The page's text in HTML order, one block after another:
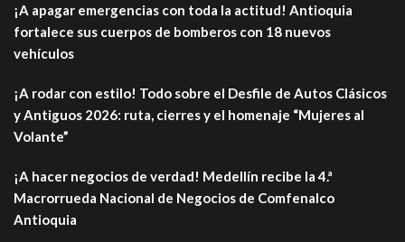
¡A apagar emergencias con toda la actitud! Antioquia
fortalece sus cuerpos de bomberos con 18 nuevos
vehículos
¡A rodar con estilo! Todo sobre el Desfile de Autos Clásicos
y Antiguos 2026: ruta, cierres y el homenaje “Mujeres al
Volante”
¡A hacer negocios de verdad! Medellín recibe la 4.ª
Macrorrueda Nacional de Negocios de Comfenalco
Antioquia